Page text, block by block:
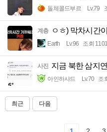
돌체콜드부르 Lv.79
계층 ㅇㅎ) 막차시간
Earth Lv.96 조회
사진 지금 북한 삼지
아인하샤드 Lv.70 조
최근 다음